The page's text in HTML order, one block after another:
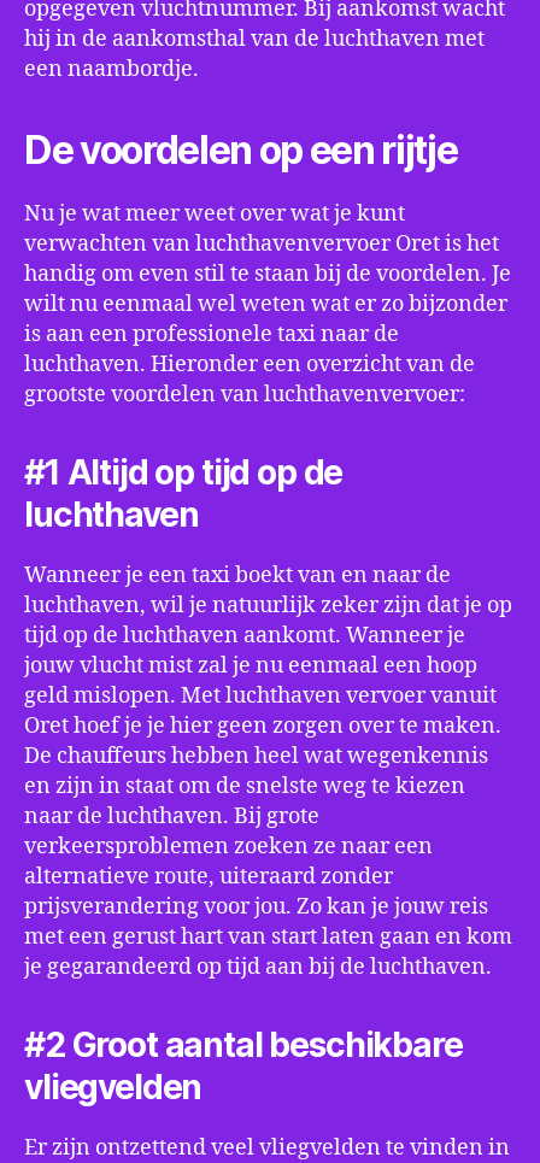
opgegeven vluchtnummer. Bij aankomst wacht
hij in de aankomsthal van de luchthaven met
een naambordje.
De voordelen op een rijtje
Nu je wat meer weet over wat je kunt
verwachten van luchthavenvervoer Oret is het
handig om even stil te staan bij de voordelen. Je
wilt nu eenmaal wel weten wat er zo bijzonder
is aan een professionele taxi naar de
luchthaven. Hieronder een overzicht van de
grootste voordelen van luchthavenvervoer:
#1 Altijd op tijd op de
luchthaven
Wanneer je een taxi boekt van en naar de
luchthaven, wil je natuurlijk zeker zijn dat je op
tijd op de luchthaven aankomt. Wanneer je
jouw vlucht mist zal je nu eenmaal een hoop
geld mislopen. Met luchthaven vervoer vanuit
Oret hoef je je hier geen zorgen over te maken.
De chauffeurs hebben heel wat wegenkennis
en zijn in staat om de snelste weg te kiezen
naar de luchthaven. Bij grote
verkeersproblemen zoeken ze naar een
alternatieve route, uiteraard zonder
prijsverandering voor jou. Zo kan je jouw reis
met een gerust hart van start laten gaan en kom
je gegarandeerd op tijd aan bij de luchthaven.
#2 Groot aantal beschikbare
vliegvelden
Er zijn ontzettend veel vliegvelden te vinden in